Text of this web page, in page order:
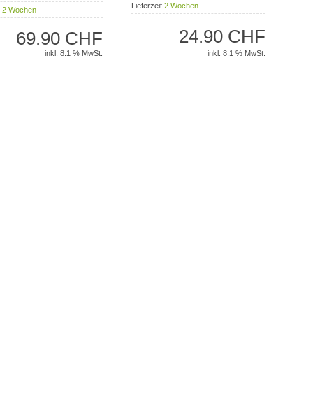
2 Wochen
69.90 CHF
inkl. 8.1 % MwSt.
Lieferzeit2 Wochen
24.90 CHF
inkl. 8.1 % MwSt.